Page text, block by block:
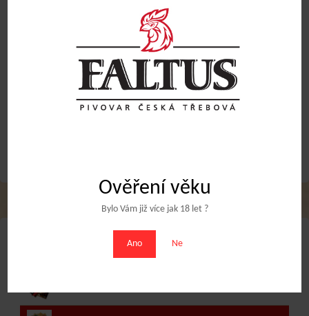
Ověření věku
Bylo Vám již více jak 18 let ?
Ano Ne
Obchodní podmínky